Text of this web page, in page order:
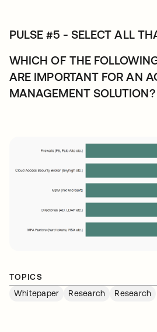
PULSE #5 - SELECT ALL
WHICH OF THE
ARE IMPORTANT FOR AN
MANAGEMENT SOLUTION?
TOPICS
Whitepaper
Research Research